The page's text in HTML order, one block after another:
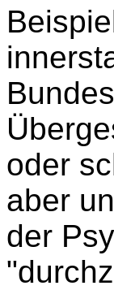
oder
aber
der